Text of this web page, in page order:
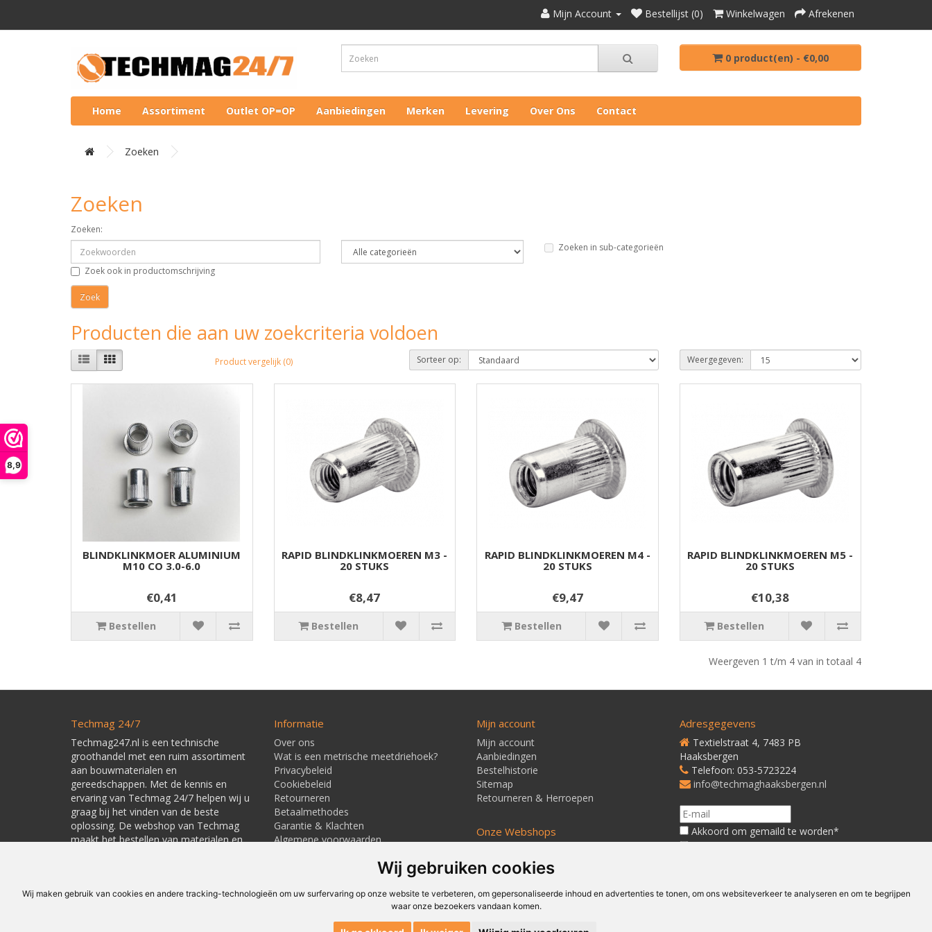
Wij gebruiken cookies
Wij maken gebruik van cookies en andere tracking-technologieën om uw surfervaring op onze website te verbeteren, om gepersonaliseerde inhoud en advertenties te tonen, om ons websiteverkeer te analyseren en om te begrijpen
waar onze bezoekers vandaan komen.
8,9
Mijn Account Bestellijst (0) Winkelwagen Afrekenen
0 product(en) - €0,00
Home Assortiment Outlet OP=OP Aanbiedingen Merken Levering Over Ons Contact
Zoeken
Zoeken
Zoeken:
Zoeken in sub-categorieën
Zoek ook in productomschrijving
Producten die aan uw zoekcriteria voldoen
Product vergelijk (0) Sorteer op: Weergegeven:
BLINDKLINKMOER ALUMINIUM
M10 CO 3.0-6.0
€0,41
Bestellen
RAPID BLINDKLINKMOEREN M3 -
20 STUKS
€8,47
Bestellen
RAPID BLINDKLINKMOEREN M4 -
20 STUKS
€9,47
Bestellen
RAPID BLINDKLINKMOEREN M5 -
20 STUKS
€10,38
Bestellen
Weergeven 1 t/m 4 van in totaal 4
Techmag 24/7
Techmag247.nl is een technische
groothandel met een ruim assortiment
aan bouwmaterialen en
gereedschappen. Met de kennis en
ervaring van Techmag 24/7 helpen wij u
graag bij het vinden van de beste
oplossing. De webshop van Techmag
maakt het bestellen van materialen en
Informatie
Over ons
Wat is een metrische meetdriehoek?
Privacybeleid
Cookiebeleid
Retourneren
Betaalmethodes
Garantie & Klachten
Algemene voorwaarden
Mijn account
Mijn account
Aanbiedingen
Bestelhistorie
Sitemap
Retourneren & Herroepen
Onze Webshops
Techmagshop.nl
DEvuurwerkhandel.nl
Vuurwerkstaffel.nl
Adresgegevens
Textielstraat 4, 7483 PB
Haaksbergen
Telefoon: 053-5723224
info@techmaghaaksbergen.nl
Akkoord om gemaild te worden*